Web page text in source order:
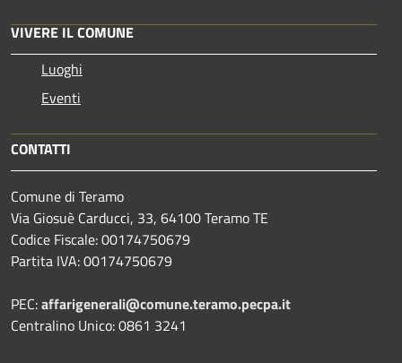
VIVERE IL COMUNE
Luoghi
Eventi
CONTATTI
Comune di Teramo
Via Giosuè Carducci, 33, 64100 Teramo TE
Codice Fiscale: 00174750679
Partita IVA: 00174750679
PEC:affarigenerali@comune.teramo.pecpa.it
Centralino Unico: 0861 3241